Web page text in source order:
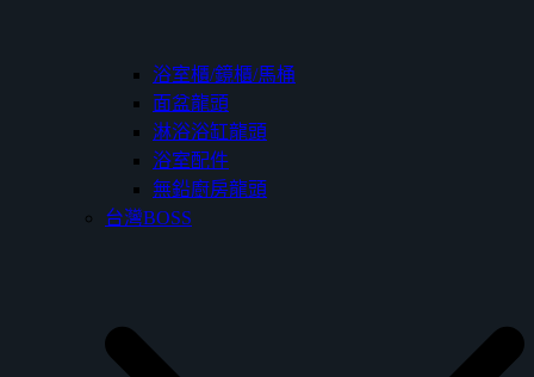
浴室櫃/鏡櫃/馬桶
面盆龍頭
淋浴浴缸龍頭
浴室配件
無鉛廚房龍頭
台灣BOSS